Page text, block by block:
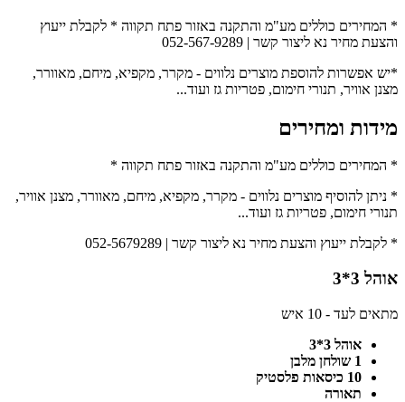
* המחירים כוללים מע"מ והתקנה באזור פתח תקווה * לקבלת ייעוץ
והצעת מחיר נא ליצור קשר | 052-567-9289
*יש אפשרות להוספת מוצרים נלווים - מקרר, מקפיא, מיחם, מאוורר,
מצנן אוויר, תנורי חימום, פטריות גז ועוד...
מידות ומחירים
* המחירים כוללים מע"מ והתקנה באזור פתח תקווה *
* ניתן להוסיף מוצרים נלווים - מקרר, מקפיא, מיחם, מאוורר, מצנן אוויר,
תנורי חימום, פטריות גז ועוד...
* לקבלת ייעוץ והצעת מחיר נא ליצור קשר | 052-5679289
אוהל 3*3
מתאים לעד - 10 איש
אוהל 3*3
1 שולחן מלבן
10 כיסאות פלסטיק
תאורה